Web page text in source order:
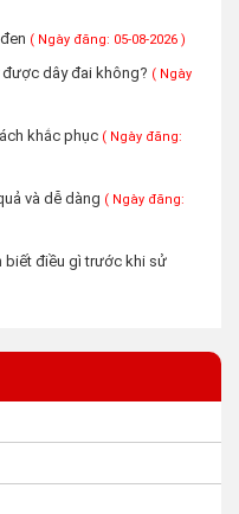
( Ngày đăng: 05-08-2026 )
được dây đai không? ( Ngày
khắc phục ( Ngày đăng:
và dễ dàng ( Ngày đăng:
biết điều gì trước khi sử